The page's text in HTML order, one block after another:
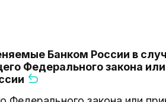
Банком России в
Федерального закона